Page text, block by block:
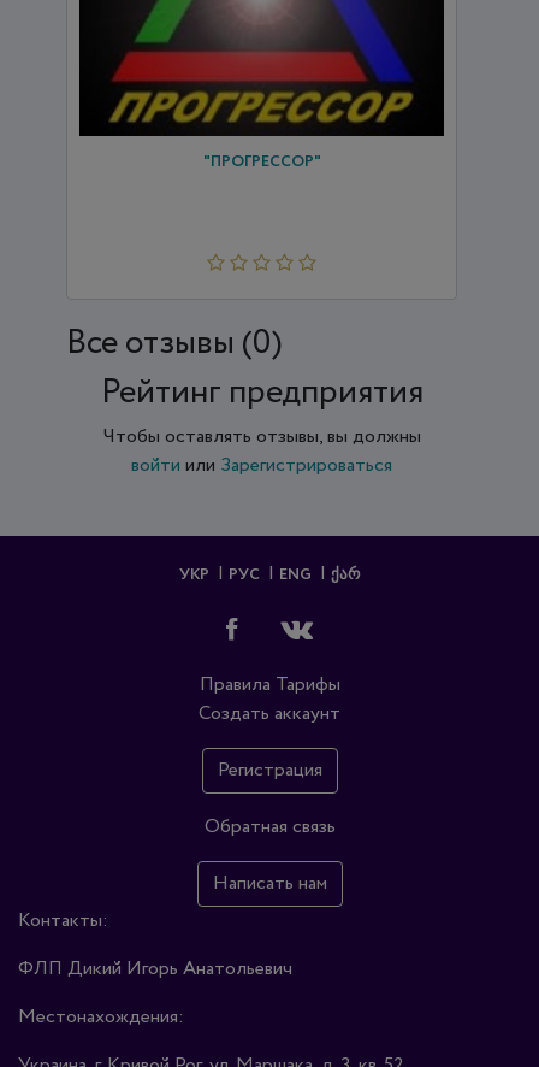
"ПРОГРЕССОР"
Все отзывы (0)
Рейтинг предприятия
Чтобы оставлять отзывы, вы должны
войти или Зарегистрироваться
УКР РУС ENG ᲥᲐᲠ
Правила Тарифы
Создать аккаунт
Регистрация
Обратная связь
Написать нам
Контакты:
ФЛП Дикий Игорь Анатольевич
Местонахождения: